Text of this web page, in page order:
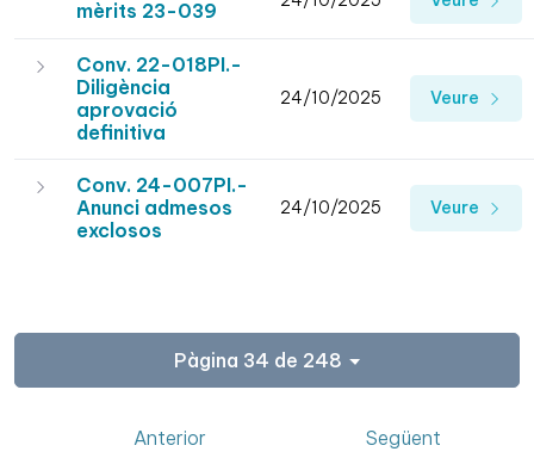
mèrits 23-039
Conv. 22-018PI.-
Diligència
aprovació
definitiva
24/10/2025 Veure
Conv. 24-007PI.-
Anunci admesos
exclosos
24/10/2025 Veure
Pàgina 34 de 248
Anterior Següent